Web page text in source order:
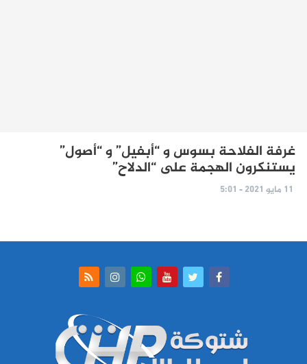
غرفة الفلاحة بسوس و “أبفيل” و “أصول”
يستنكرون الهجمة على “الدلاح”
11 مايو 2021 - 5:01